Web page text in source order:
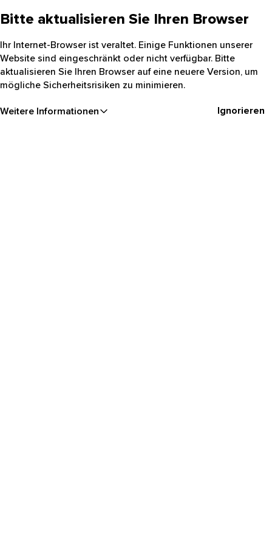
Bitte aktualisieren Sie Ihren Browser
Ihr Internet-Browser ist veraltet. Einige Funktionen unserer
Website sind eingeschränkt oder nicht verfügbar. Bitte
aktualisieren Sie Ihren Browser auf eine neuere Version, um
mögliche Sicherheitsrisiken zu minimieren.
Weitere Informationen Ignorieren